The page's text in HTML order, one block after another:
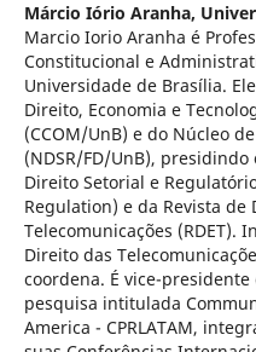
Márcio Iório Aranha,
Marcio Iorio Aranha é
Constitucional e
Universidade de Brasília.
Direito, Economia e
(CCOM/UnB) e do Núcleo
(NDSR/FD/UnB),
Direito Setorial e
Regulation) e da Revista de
Telecomunicações (RDET).
Direito das
coordena. É vice-
pesquisa intitulada
America - CPRLATAM,